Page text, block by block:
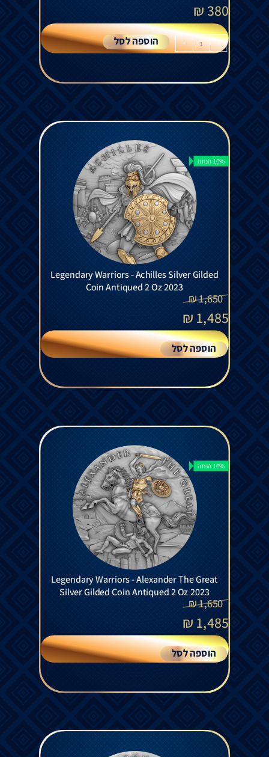
380
₪
-
+ הוספה לסל
10% הנחה
Legendary Warriors - Achilles Silver Gilded
Coin Antiqued 2 Oz 2023
1,650
₪
1,485
₪
הוספה לסל
10% הנחה
Legendary Warriors - Alexander The Great
Silver Gilded Coin Antiqued 2 Oz 2023
1,650
₪
1,485
₪
הוספה לסל